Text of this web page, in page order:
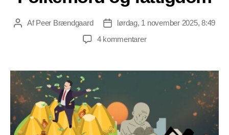
Indlægsforfatter
AfPeer Brændgaard Indlægsdato
lørdag, 1 november 2025, 8:49
4 kommentarertil
Johansson:
Folkemord
fattigdom